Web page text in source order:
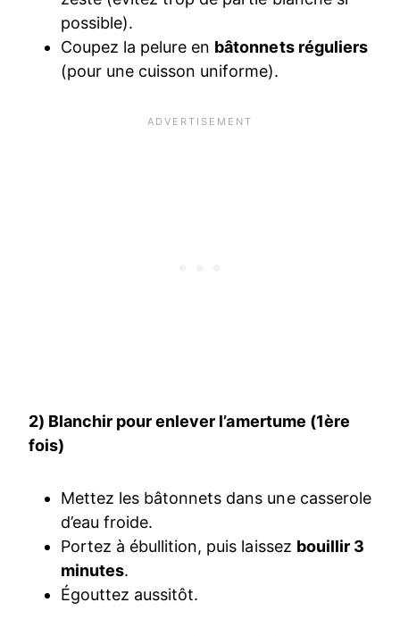
possible).
Coupez la pelure en bâtonnets réguliers
(pour une cuisson uniforme).
2) Blanchir pour enlever l’amertume (1ère
fois)
Mettez les bâtonnets dans une casserole
d’eau froide.
Portez à ébullition, puis laissez bouillir 3
minutes.
Égouttez aussitôt.